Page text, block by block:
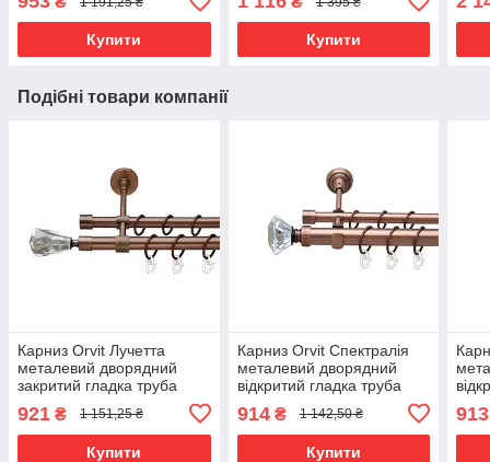
Сатин 25\16 мм 160 см
(00-00023852)
Купити
Антик 25\19 мм 200 см
(00-00025633)
Купити
Подібні товари компанії
Карниз Orvit Лучетта
металевий дворядний
закритий гладка труба
19\16 мм 200 см (00-
00011984)
921 ₴ 1 151,25 ₴
Купити
Карниз Orvit Спектралія
металевий дворядний
відкритий гладка труба
25\16 мм 160 см (00-
00012551)
914₴ 1 142,50 ₴
Купити
913